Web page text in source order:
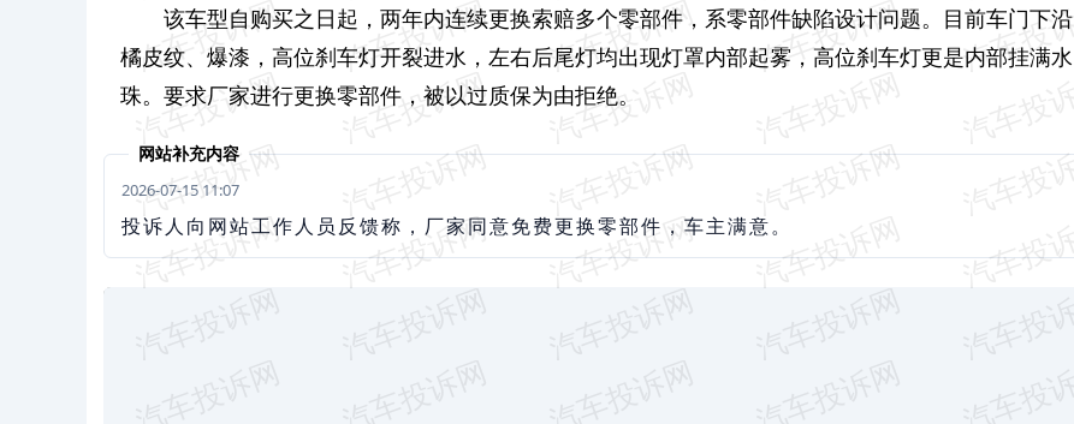
该车型自购买之日起，两年内连续更换索赔多个零部件，系零部件缺陷设计问题。目前车门下沿
橘皮纹、爆漆，高位刹车灯开裂进水，左右后尾灯均出现灯罩内部起雾，高位刹车灯更是内部挂满水
珠。要求厂家进行更换零部件，被以过质保为由拒绝。
网站补充内容
2026-07-15 11:07
投诉人向网站工作人员反馈称，厂家同意免费更换零部件，车主满意。